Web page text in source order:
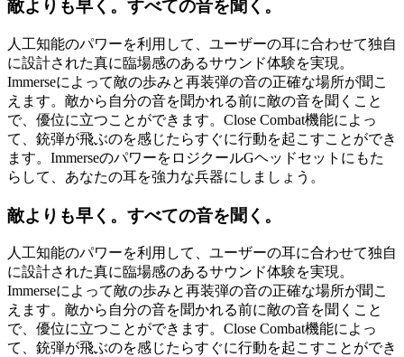
敵よりも早く。すべての音を聞く。
人工知能のパワーを利用して、ユーザーの耳に合わせて独自
に設計された真に臨場感のあるサウンド体験を実現。
Immerseによって敵の歩みと再装弾の音の正確な場所が聞こ
えます。敵から自分の音を聞かれる前に敵の音を聞くこと
で、優位に立つことができます。Close Combat機能によっ
て、銃弾が飛ぶのを感じたらすぐに行動を起こすことができ
ます。ImmerseのパワーをロジクールGヘッドセットにもた
らして、あなたの耳を強力な兵器にしましょう。
敵よりも早く。すべての音を聞く。
人工知能のパワーを利用して、ユーザーの耳に合わせて独自
に設計された真に臨場感のあるサウンド体験を実現。
Immerseによって敵の歩みと再装弾の音の正確な場所が聞こ
えます。敵から自分の音を聞かれる前に敵の音を聞くこと
で、優位に立つことができます。Close Combat機能によっ
て、銃弾が飛ぶのを感じたらすぐに行動を起こすことができ